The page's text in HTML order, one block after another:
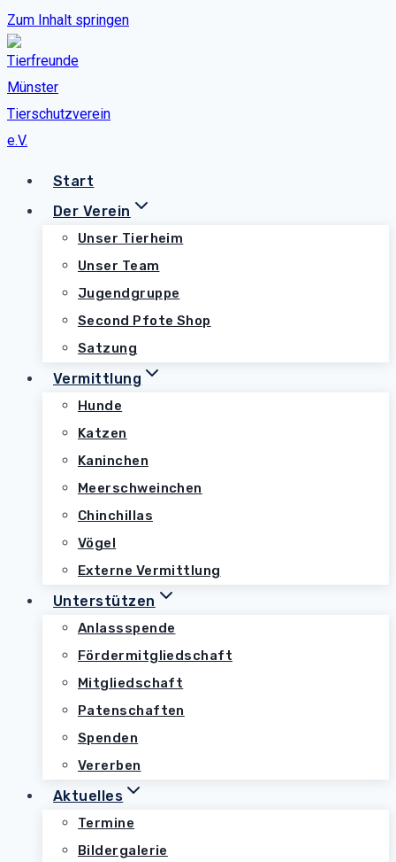
Zum Inhalt springen
Start
Der Verein
Unser Tierheim
Unser Team
Jugendgruppe
Second Pfote Shop
Satzung
Vermittlung
Hunde
Katzen
Kaninchen
Meerschweinchen
Chinchillas
Vögel
Externe Vermittlung
Unterstützen
Anlassspende
Fördermitgliedschaft
Mitgliedschaft
Patenschaften
Spenden
Vererben
Aktuelles
Termine
Bildergalerie